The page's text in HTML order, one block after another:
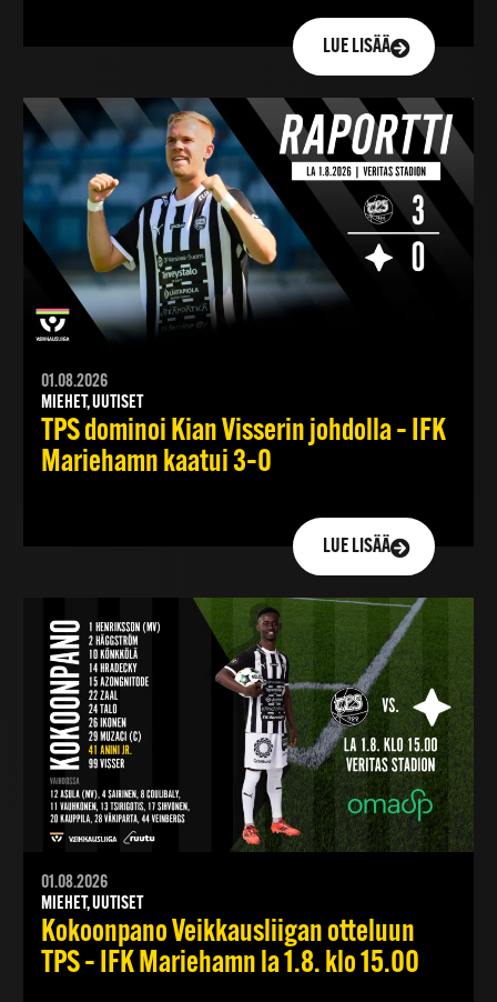
LUE LISÄÄ
01.08.2026
MIEHET, UUTISET
TPS dominoi Kian Visserin johdolla – IFK
Mariehamn kaatui 3–0
LUE LISÄÄ
01.08.2026
MIEHET, UUTISET
Kokoonpano Veikkausliigan otteluun
TPS – IFK Mariehamn la 1.8. klo 15.00